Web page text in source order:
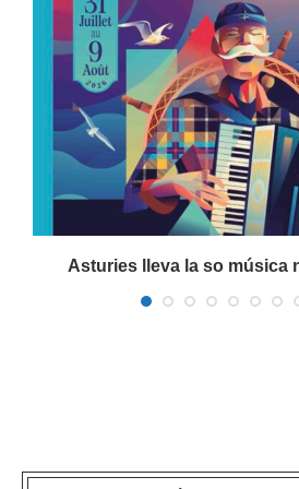
Asturies lleva la so música